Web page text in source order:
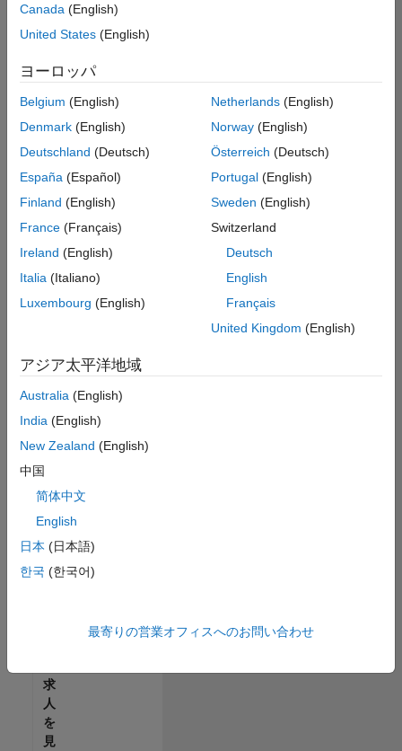
経理および財務
法務
選
し
人
の
保
存
一
部
人
情
は
翻
れ
い
ま
せ
ご
希
望
地
域
求
人
を
見
Canada (English)
United States (English)
ヨーロッパ
Belgium (English)
Denmark (English)
Deutschland (Deutsch)
España (Español)
Finland (English)
France (Français)
Ireland (English)
Italia (Italiano)
Luxembourg (English)
Netherlands(English)
Norway(English)
Österreich (Deutsch)
Portugal(English)
Sweden (English)
Switzerland
Deutsch
English
Français
United Kingdom (English)
アジア太平洋地域
Australia (English)
India (English)
New Zealand (English)
中国
简体中文
English
日本 (日本語)
한국 (한국어)
最寄りの営業オフィスへのお問い合わせ